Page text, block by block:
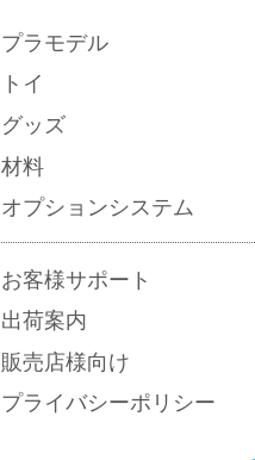
プラモデル
トイ
グッズ
材料
オプションシステム
お客様サポート
出荷案内
販売店様向け
プライバシーポリシー